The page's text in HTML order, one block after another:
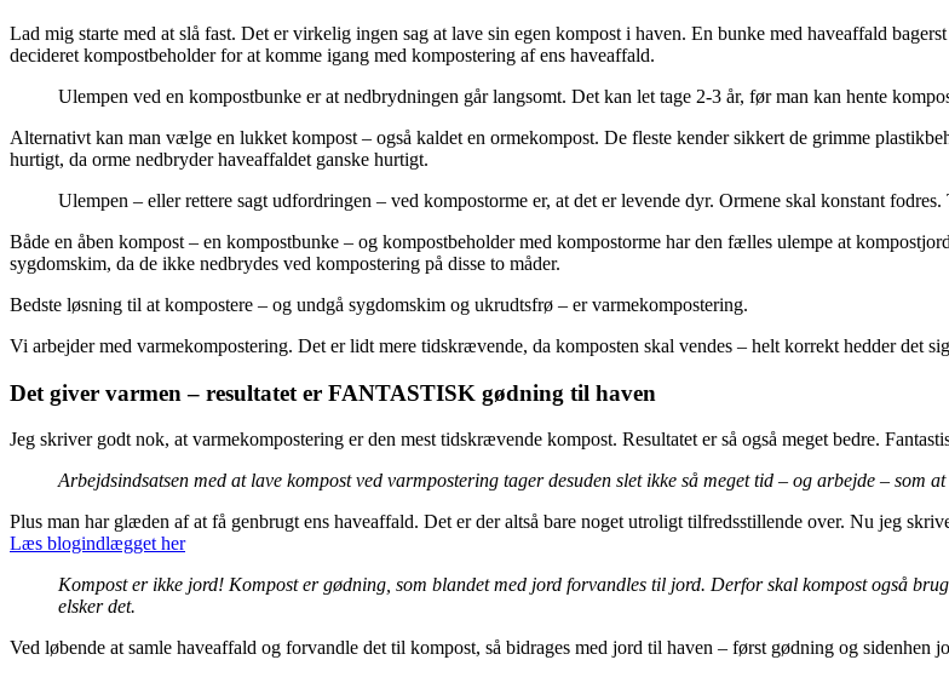
Lad mig starte med at slå fast. Det er virkelig ingen sag at lave sin egen kompost i haven. En bunke med haveaffald
decideret kompostbeholder for at komme igang med kompostering af ens haveaffald.
Ulempen ved en kompostbunke er at nedbrydningen går langsomt. Det kan let tage 2-3 år, før man kan hente
Alternativt kan man vælge en lukket kompost – også kaldet en ormekompost. De fleste kender sikkert de grimme
hurtigt, da orme nedbryder haveaffaldet ganske hurtigt.
Ulempen – eller rettere sagt udfordringen – ved kompostorme er, at det er levende dyr. Ormene skal konstant
Både en åben kompost – en kompostbunke – og kompostbeholder med kompostorme har den fælles ulempe at
sygdomskim, da de ikke nedbrydes ved kompostering på disse to måder.
Bedste løsning til at kompostere – og undgå sygdomskim og ukrudtsfrø – er varmekompostering.
Vi arbejder med varmekompostering. Det er lidt mere tidskrævende, da komposten skal vendes – helt korrekt hedder det
Det giver varmen – resultatet er FANTASTISK gødning til haven
Jeg skriver godt nok, at varmekompostering er den mest tidskrævende kompost. Resultatet er så også meget bedre.
Arbejdsindsatsen med at lave kompost ved varmpostering tager desuden slet ikke så meget tid – og arbejde – som
Plus man har glæden af at få genbrugt ens haveaffald. Det er der altså bare noget utroligt tilfredsstillende over. Nu jeg
Læs blogindlægget her
Kompost er ikke jord! Kompost er gødning, som blandet med jord forvandles til jord. Derfor skal kompost også
elsker det.
Ved løbende at samle haveaffald og forvandle det til kompost, så bidrages med jord til haven – først gødning og sidenhen